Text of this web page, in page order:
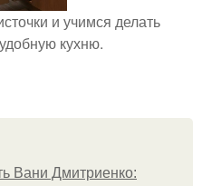
и учимся делать
кухню.
Вани Дмитриенко: